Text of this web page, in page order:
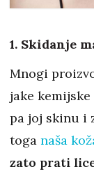
1. Skidanje
Mnogi
jake
pa joj skinu i
toga naša
zato prati